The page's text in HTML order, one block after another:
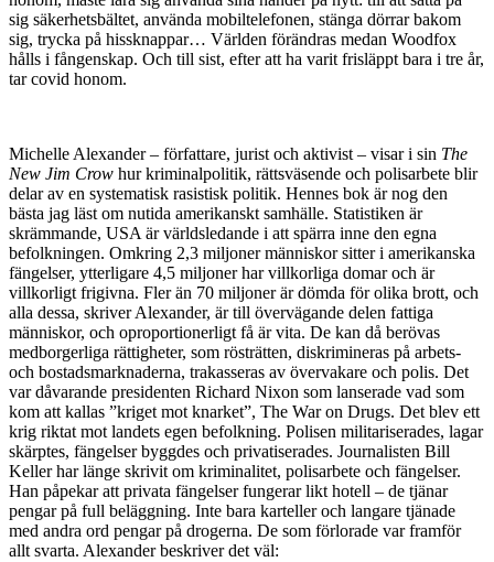
sig säkerhetsbältet, använda mobiltelefonen, stänga dörrar bakom
sig, trycka på hissknappar… Världen förändras medan Woodfox
hålls i fångenskap. Och till sist, efter att ha varit frisläppt bara i tre år,
tar covid honom.
Michelle Alexander – författare, jurist och aktivist – visar i sin The
New Jim Crow hur kriminalpolitik, rättsväsende och polisarbete blir
delar av en systematisk rasistisk politik. Hennes bok är nog den
bästa jag läst om nutida amerikanskt samhälle. Statistiken är
skrämmande, USA är världsledande i att spärra inne den egna
befolkningen. Omkring 2,3 miljoner människor sitter i amerikanska
fängelser, ytterligare 4,5 miljoner har villkorliga domar och är
villkorligt frigivna. Fler än 70 miljoner är dömda för olika brott, och
alla dessa, skriver Alexander, är till övervägande delen fattiga
människor, och oproportionerligt få är vita. De kan då berövas
medborgerliga rättigheter, som rösträtten, diskrimineras på arbets-
och bostadsmarknaderna, trakasseras av övervakare och polis. Det
var dåvarande presidenten Richard Nixon som lanserade vad som
kom att kallas ”kriget mot knarket”, The War on Drugs. Det blev ett
krig riktat mot landets egen befolkning. Polisen militariserades, lagar
skärptes, fängelser byggdes och privatiserades. Journalisten Bill
Keller har länge skrivit om kriminalitet, polisarbete och fängelser.
Han påpekar att privata fängelser fungerar likt hotell – de tjänar
pengar på full beläggning. Inte bara karteller och langare tjänade
med andra ord pengar på drogerna. De som förlorade var framför
allt svarta. Alexander beskriver det väl: